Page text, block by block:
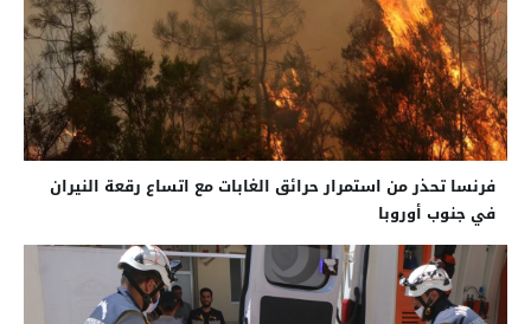
فرنسا تحذر من استمرار حرائق الغابات مع اتساع رقعة النيران
في جنوب أوروبا